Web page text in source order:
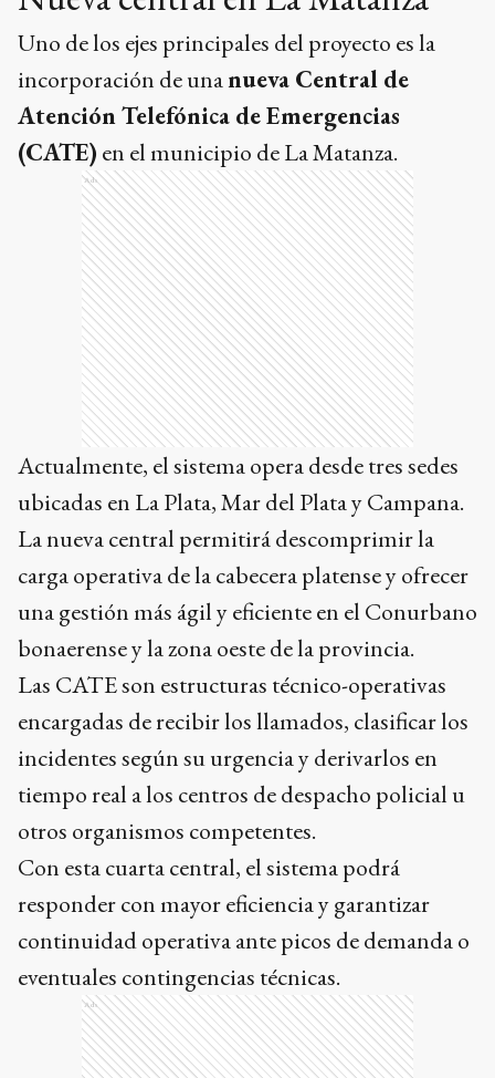
Uno de los ejes principales del proyecto es la
incorporación de unanueva Central de
Atención Telefónica de Emergencias
(CATE) en el municipio de La Matanza.
Ads
Actualmente, el sistema opera desde tres sedes
ubicadas en La Plata, Mar del Plata y Campana.
La nueva central permitirá descomprimir la
carga operativa de la cabecera platense y ofrecer
una gestión más ágil y eficiente en el Conurbano
bonaerense y la zona oeste de la provincia.
Las CATE son estructuras técnico-operativas
encargadas de recibir los llamados, clasificar los
incidentes según su urgencia y derivarlos en
tiempo real a los centros de despacho policial u
otros organismos competentes.
Con esta cuarta central, el sistema podrá
responder con mayor eficiencia y garantizar
continuidad operativa ante picos de demanda o
eventuales contingencias técnicas.
Ads